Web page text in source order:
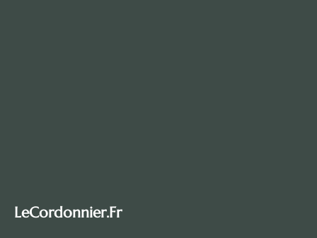
LeCordonnier.fr